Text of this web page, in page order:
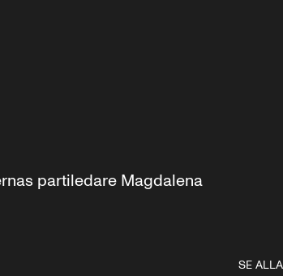
partiledare Magdalena
SE ALLA